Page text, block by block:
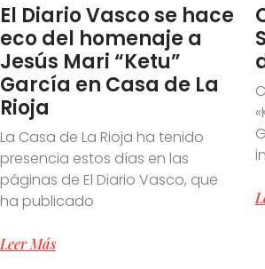
El Diario Vasco se hace
eco del homenaje a
Jesús Mari “Ketu”
García en Casa de La
Rioja
La Casa de La Rioja ha tenido
presencia estos días en las
páginas de El Diario Vasco, que
ha publicado
Leer Más